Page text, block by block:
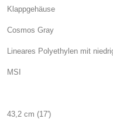
Klappgehäuse
Cosmos Gray
Lineares Polyethylen mit
MSI
43,2 cm (17')